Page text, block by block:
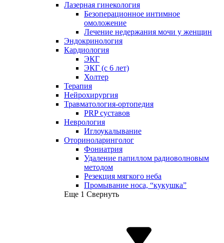
Лазерная гинекология
Безоперационное интимное
омоложение
Лечение недержания мочи у женщин
Эндокринология
Кардиология
ЭКГ
ЭКГ (с 6 лет)
Холтер
Терапия
Нейрохирургия
Травматология-ортопедия
PRP суставов
Неврология
Иглоукалывание
Оториноларинголог
Фониатрия
Удаление папиллом радиоволновым
методом
Резекция мягкого неба
Промывание носа, “кукушка”
Еще 1 Свернуть